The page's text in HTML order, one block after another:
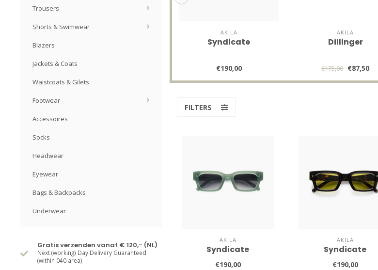
Trousers
Shorts & Swimwear
Blazers
Jackets & Coats
Waistcoats & Gilets
Footwear
Accessoires
Socks
Headwear
Eyewear
Bags & Backpacks
Underwear
Gratis verzenden vanaf € 120,- (NL)
Next (working) Day Delivery Guaranteed
(within 040 area)
AKILA
Syndicate
€190,00
AKILA
Dillinger
€175,00 €87,50
FILTERS
AKILA
Syndicate
€190,00
AKILA
Syndicate
€190,00